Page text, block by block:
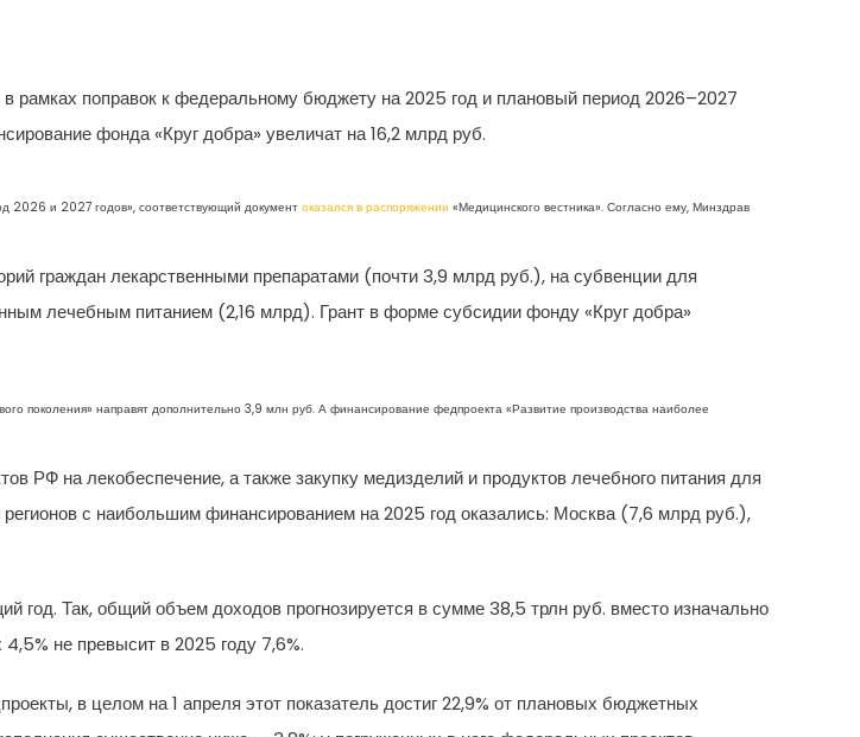
рамках поправок к федеральному бюджету на 2025 год и плановый период 2026–2027
фонда «Круг добра» увеличат на 16,2 млрд руб.
2026 и 2027 годов», соответствующий документ оказался в распоряжении «Медицинского вестника». Согласно ему, Минздрав
граждан лекарственными препаратами (почти 3,9 млрд руб.), на субвенции для
лечебным питанием (2,16 млрд). Грант в форме субсидии фонду «Круг добра»
поколения» направят дополнительно 3,9 млн руб. А финансирование федпроекта «Развитие производства наиболее
РФ на лекобеспечение, а также закупку медизделий и продуктов лечебного питания для
с наибольшим финансированием на 2025 год оказались: Москва (7,6 млрд руб.),
год. Так, общий объем доходов прогнозируется в сумме 38,5 трлн руб. вместо изначально
не превысит в 2025 году 7,6%.
в целом на 1 апреля этот показатель достиг 22,9% от плановых бюджетных